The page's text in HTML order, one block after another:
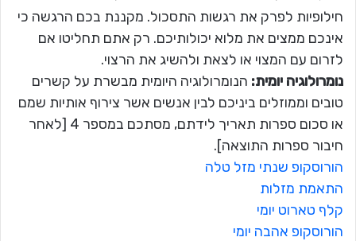
חילופיות לפרק את רגשות התסכול. מקננת בכם הרגשה כי
אינכם ממצים את מלוא יכולותיכם. רק אתם תחליטו אם
לזרום עם המצוי או לצאת ולהשיג את הרצוי.
נומרולוגיה יומית: הנומרולוגיה היומית מבשרת על קשרים
טובים וממוזלים ביניכם לבין אנשים אשר צירוף אותיות שמם
או סכום ספרות תאריך לידתם, מסתכם במספר 4 [לאחר
חיבור ספרות התוצאה].
הורוסקופ שנתי מזל טלה
התאמת מזלות
קלף טארוט יומי
הורוסקופ אהבה יומי